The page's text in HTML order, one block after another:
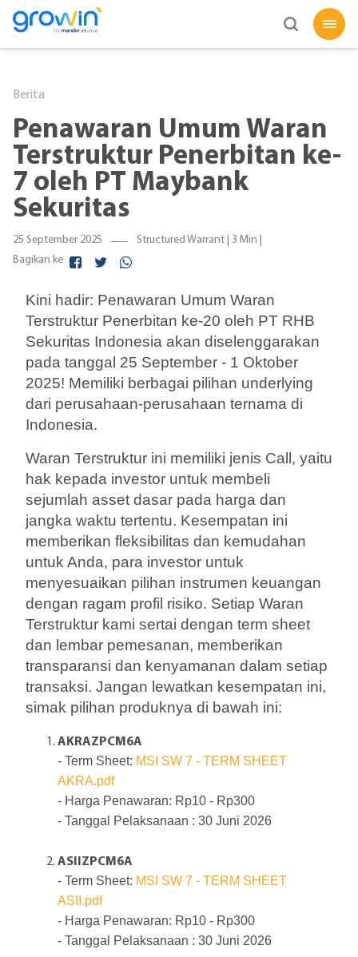
Berita
Penawaran Umum Waran
Terstruktur Penerbitan ke-
7 oleh PT Maybank
Sekuritas
25 September 2025 Structured Warrant | 3 Min |
Bagikan ke
Kini hadir: Penawaran Umum Waran
Terstruktur Penerbitan ke-20 oleh PT RHB
Sekuritas Indonesia akan diselenggarakan
pada tanggal 25 September - 1 Oktober
2025! Memiliki berbagai pilihan underlying
dari perusahaan-perusahaan ternama di
Indonesia.
Waran Terstruktur ini memiliki jenis Call , yaitu
hak kepada investor untuk membeli
sejumlah asset dasar pada harga dan
jangka waktu tertentu. Kesempatan ini
memberikan fleksibilitas dan kemudahan
untuk Anda, para investor untuk
menyesuaikan pilihan instrumen keuangan
dengan ragam profil risiko. Setiap Waran
Terstruktur kami sertai dengan term sheet
dan lembar pemesanan, memberikan
transparansi dan kenyamanan dalam setiap
transaksi. Jangan lewatkan kesempatan ini,
simak pilihan produknya di bawah ini:
AKRAZPCM6A
- Term Sheet: MSI SW 7 - TERM SHEET
AKRA.pdf
- Harga Penawaran: Rp10 - Rp300
- Tanggal Pelaksanaan : 30 Juni 2026
ASIIZPCM6A
- Term Sheet: MSI SW 7 - TERM SHEET
ASII.pdf
- Harga Penawaran: Rp10 - Rp300
- Tanggal Pelaksanaan : 30 Juni 2026